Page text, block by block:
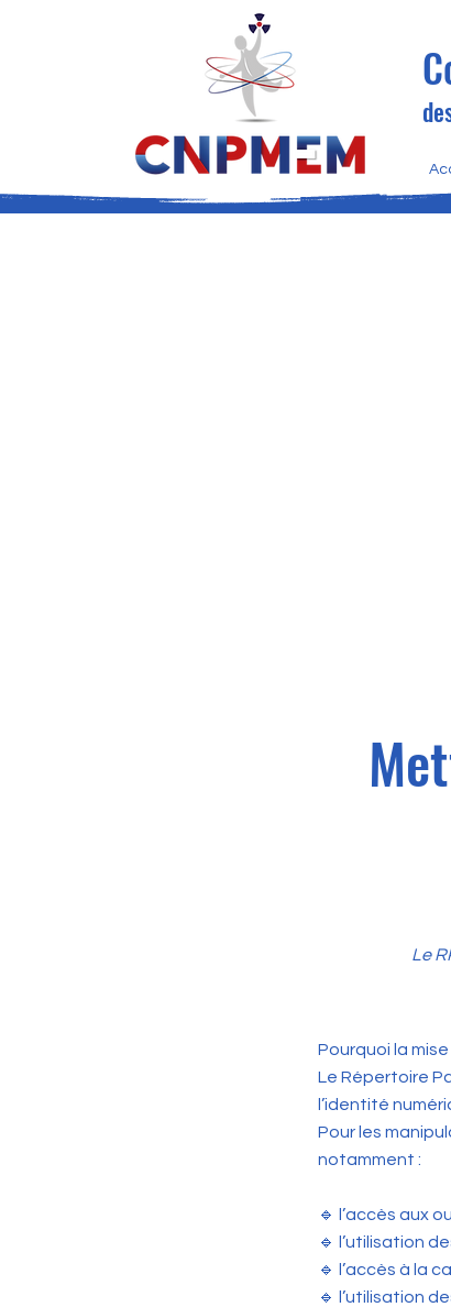
Le
Pourquoi la
Le Répertoire
l’identité
Pour les
notamment :
🔹 l’accès aux
🔹 l’utilisation
🔹 l’accès à la
🔹 l’utilisation